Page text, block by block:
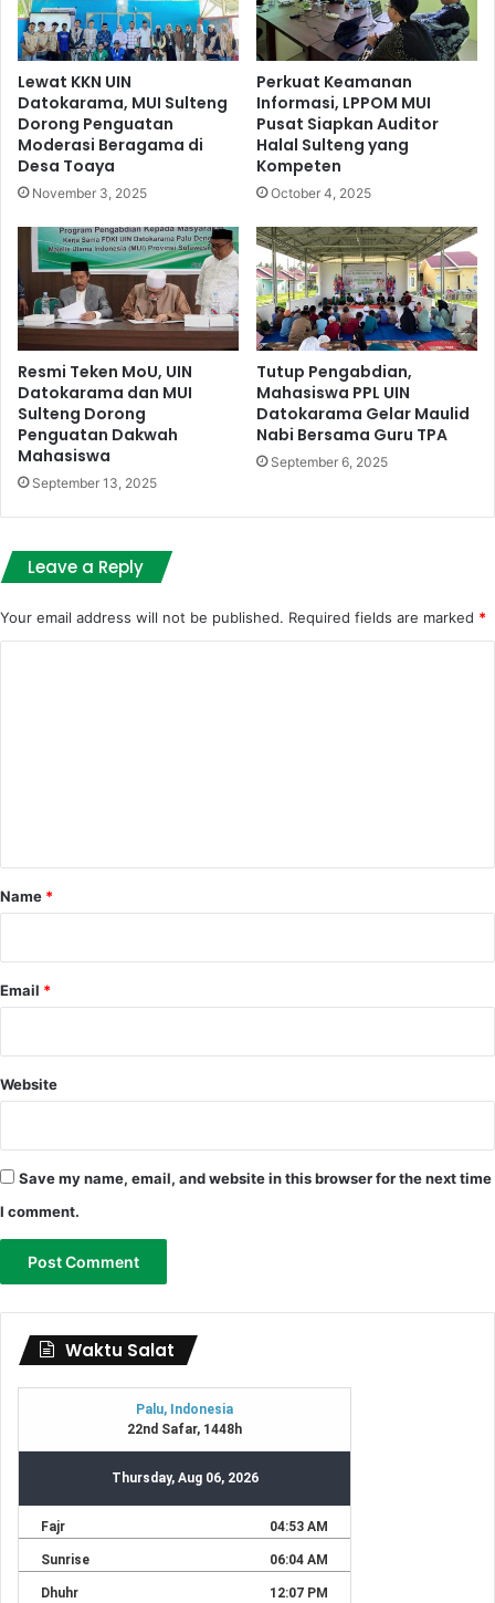
Lewat KKN UIN
Datokarama, MUI Sulteng
Dorong Penguatan
Moderasi Beragama di
Desa Toaya
November 3, 2025
Perkuat Keamanan
Informasi, LPPOM MUI
Pusat Siapkan Auditor
Halal Sulteng yang
Kompeten
October 4, 2025
Resmi Teken MoU, UIN
Datokarama dan MUI
Sulteng Dorong
Penguatan Dakwah
Mahasiswa
September 13, 2025
Tutup Pengabdian,
Mahasiswa PPL UIN
Datokarama Gelar Maulid
Nabi Bersama Guru TPA
September 6, 2025
Leave a Reply
Your email address will not be published. Required fields are marked *
*
Name *
Email *
Website
Save my name, email, and website in this browser for the next time
I comment.
Waktu Salat